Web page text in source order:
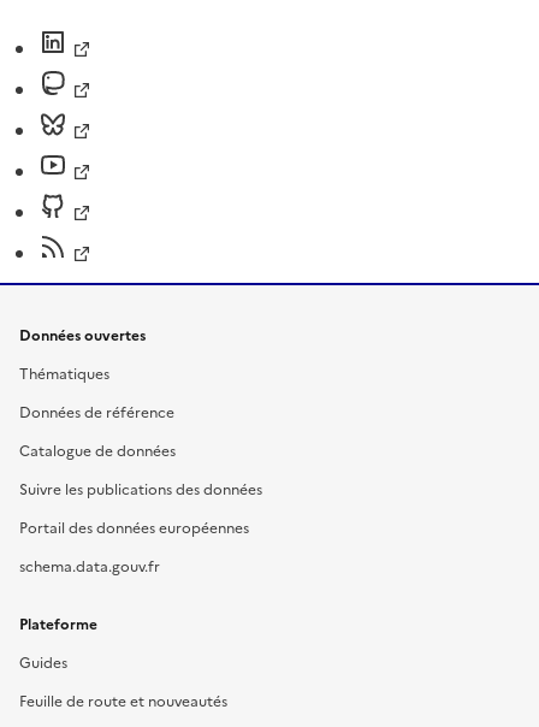
Données ouvertes
Thématiques
Données de référence
Catalogue de données
Suivre les publications des données
Portail des données européennes
schema.data.gouv.fr
Plateforme
Guides
Feuille de route et nouveautés